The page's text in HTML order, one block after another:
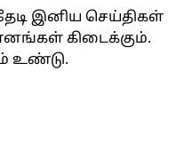
இனிய செய்திகள்
கிடைக்கும்.
உண்டு.